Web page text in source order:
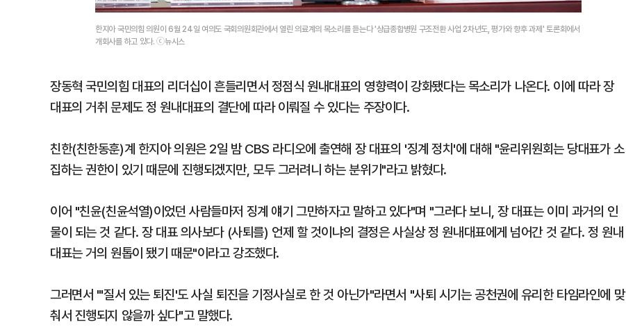
한지아 국민의힘 의원이 6월 24일 여의도 국회의원회관에서 열린 의료계의 목소리를 듣는다 '상급종합병원 구조전환 사업 2차년도, 평가와 향후 과제' 토론회에서
개회사를 하고 있다. ⓒ뉴시스
장동혁 국민의힘 대표의 리더십이 흔들리면서 정점식 원내대표의 영향력이 강화됐다는 목소리가 나온다. 이에 따라 장
대표의 거취 문제도 정 원내대표의 결단에 따라 이뤄질 수 있다는 주장이다.
친한(친한동훈)계 한지아 의원은 2일 밤 CBS 라디오에 출연해 장 대표의 '징계 정치'에 대해 "윤리위원회는 당대표가 소
집하는 권한이 있기 때문에 진행되겠지만, 모두 그러려니 하는 분위기"라고 밝혔다.
이어 "친윤(친윤석열)이었던 사람들마저 징계 얘기 그만하자고 말하고 있다"며 "그러다 보니, 장 대표는 이미 과거의 인
물이 되는 것 같다. 장 대표 의사보다 (사퇴를) 언제 할 것이냐의 결정은 사실상 정 원내대표에게 넘어간 것 같다. 정 원내
대표는 거의 원톱이 됐기 때문"이라고 강조했다.
그러면서 "'질서 있는 퇴진'도 사실 퇴진을 기정사실로 한 것 아닌가"라면서 "사퇴 시기는 공천권에 유리한 타임라인에 맞
춰서 진행되지 않을까 싶다"고 말했다.